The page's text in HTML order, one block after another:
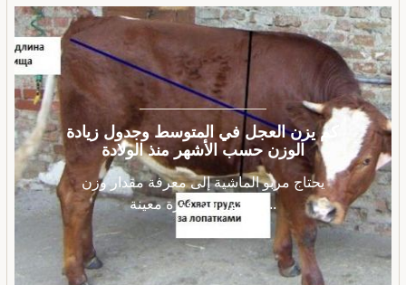
كم يزن العجل في المتوسط ​​وجدول زيادة
الوزن حسب الأشهر منذ الولادة
يحتاج مربو الماشية إلى معرفة مقدار وزن
العجول في فترة معينة ...